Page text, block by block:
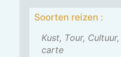
Soorten reizen :
Kust, Tour,
carte